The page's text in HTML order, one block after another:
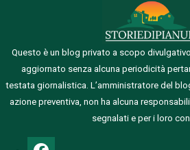
Questo è un blog privato a scopo
aggiornato senza alcuna periodicità
testata giornalistica. L’amministratore del
azione preventiva, non ha alcuna
segnalati e per i loro